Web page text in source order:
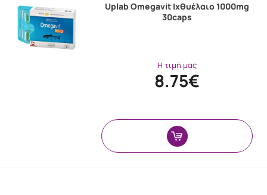
Uplab Omegavit Ιχθυέλαιο 1000mg
30caps
Η τιμή μας
8.75€